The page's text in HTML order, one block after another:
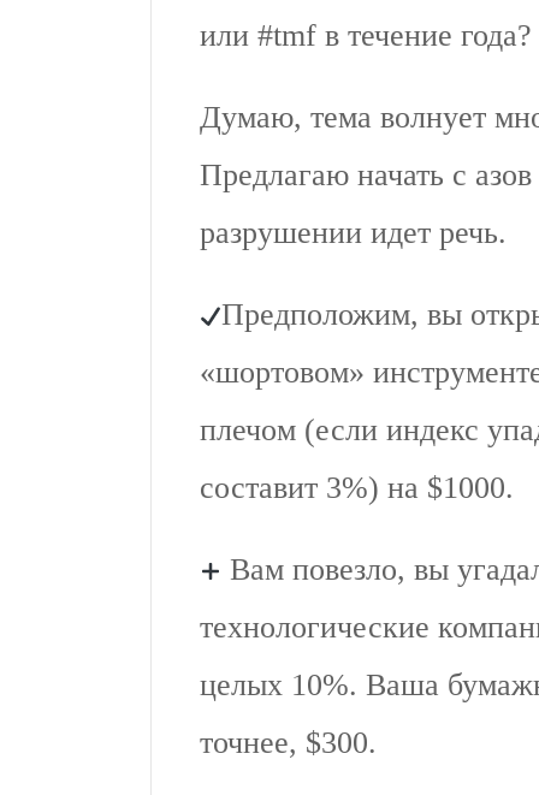
или #tmf в течение года?
Думаю, тема волнует
Предлагаю начать с
разрушении идет речь.
Предположим, вы
«шортовом»
плечом (если индекс
составит 3%) на $1000.
Вам повезло, вы
технологические
целых 10%. Ваша
точнее, $300.